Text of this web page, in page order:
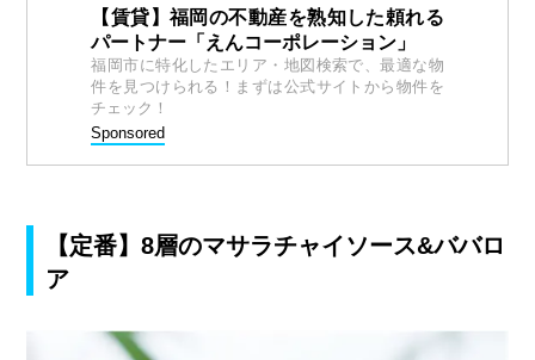
【賃貸】福岡の不動産を熟知した頼れる
パートナー「えんコーポレーション」
福岡市に特化したエリア・地図検索で、最適な物
件を見つけられる！まずは公式サイトから物件を
チェック！
Sponsored
【定番】8層のマサラチャイソース&ババロ
ア